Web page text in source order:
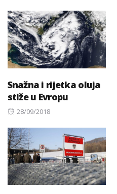
Snažna i rijetka oluja
stiže u Evropu
Posted
28/09/2018